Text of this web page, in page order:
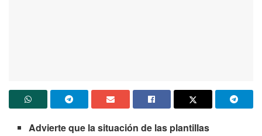
Advierte que la situación de las plantillas